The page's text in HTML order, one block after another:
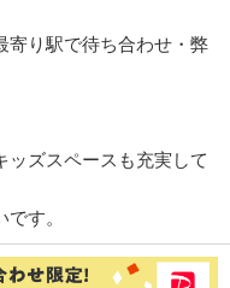
寄り駅で待ち合わせ・弊
ズスペースも充実して
す。